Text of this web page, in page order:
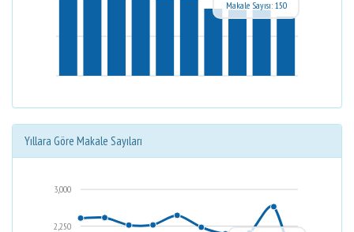
Makale Sayısı: 150
Yıllara Göre Makale Sayıları
2,250
3,000